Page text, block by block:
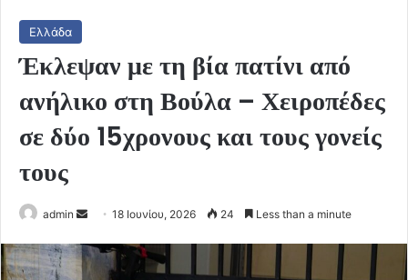
Ελλάδα
Έκλεψαν με τη βία πατίνι από
ανήλικο στη Βούλα – Χειροπέδες
σε δύο 15χρονους και τους γονείς
τους
admin
Send
email
18 Ιουνίου, 2026 24 Less than a minute